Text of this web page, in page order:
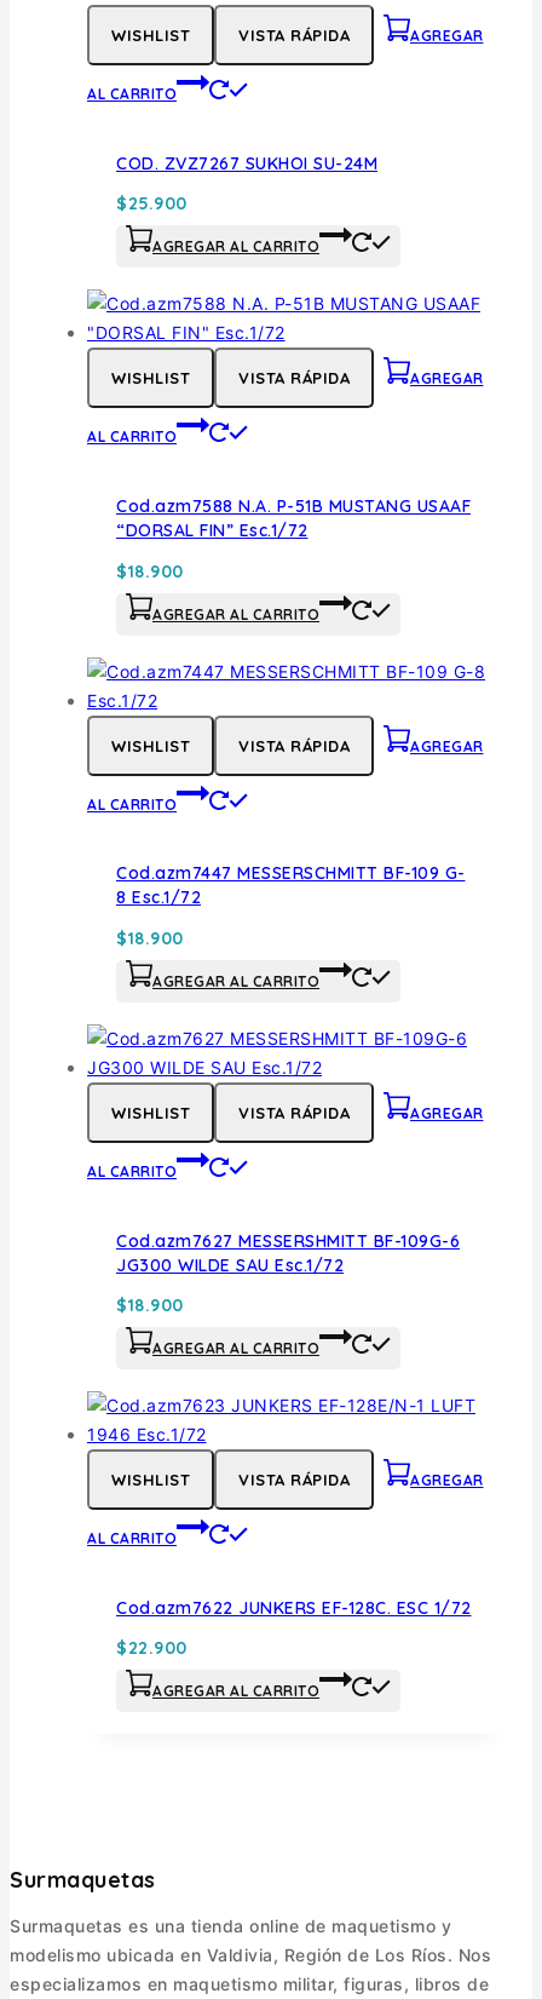
WISHLIST VISTA RÁPIDA AGREGAR
AL CARRITO
COD. ZVZ7267 SUKHOI SU-24M
$25.900
AGREGAR AL CARRITO
WISHLIST VISTA RÁPIDA AGREGAR
AL CARRITO
Cod.azm7588 N.A. P-51B MUSTANG USAAF
“DORSAL FIN” Esc.1/72
$18.900
AGREGAR AL CARRITO
WISHLIST VISTA RÁPIDA AGREGAR
AL CARRITO
Cod.azm7447 MESSERSCHMITT BF-109 G-
8 Esc.1/72
$18.900
AGREGAR AL CARRITO
WISHLIST VISTA RÁPIDA AGREGAR
AL CARRITO
Cod.azm7627 MESSERSHMITT BF-109G-6
JG300 WILDE SAU Esc.1/72
$18.900
AGREGAR AL CARRITO
WISHLIST VISTA RÁPIDA AGREGAR
AL CARRITO
Cod.azm7622 JUNKERS EF-128C. ESC 1/72
$22.900
AGREGAR AL CARRITO
Surmaquetas
Surmaquetas es una tienda online de maquetismo y
modelismo ubicada en Valdivia, Región de Los Ríos. Nos
especializamos en maquetismo militar, figuras, libros de